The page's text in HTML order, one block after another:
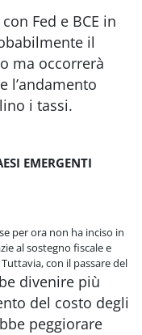
Fed e BCE in
il
ma occorrerà
l’andamento
i tassi.
EMERGENTI
per ora non ha inciso in
al sostegno fiscale e
con il passare del
divenire più
del costo degli
peggiorare